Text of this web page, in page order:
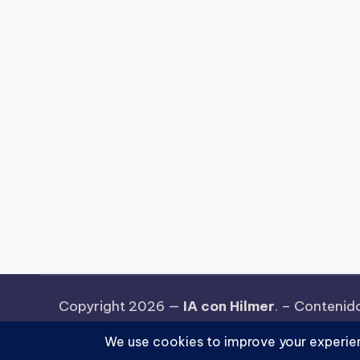
Copyright 2026 — IA con Hilmer. –